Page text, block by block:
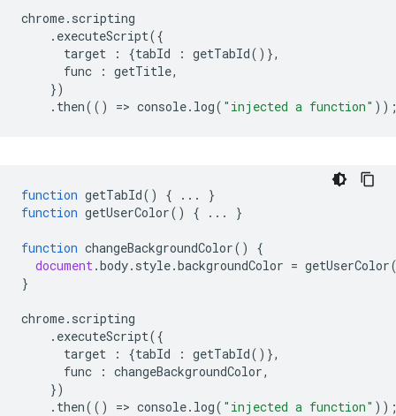
chrome. scripting
. executeScript({
target
: {tabId : getTabId()},
func
: getTitle,
})
. then(() => console. log( "injected a function"
function getTabId() { ...
}
function getUserColor() { ... }
function changeBackgroundColor()
{
document.body. style.backgroundColor = getUserColor
}
chrome. scripting
. executeScript({
target
: {tabId : getTabId()},
func
: changeBackgroundColor,
})
. then(() => console. log( "injected a function"